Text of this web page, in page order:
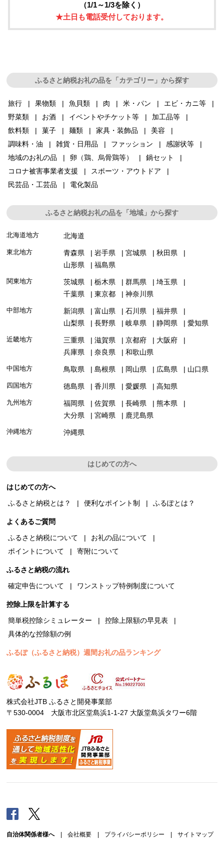
（1/1～1/3を除く）
★土日も電話受付しております。
ふるさと納税お礼の品を「カテゴリー」から探す
旅行 果物類 魚貝類 肉 米・パン
エビ・カニ等
野菜類
お酒 イベントやチケット等
加工品等
飲料類
菓子 麺類 家具・装飾品
美容
調味料・油
雑貨・日用品 ファッション
感謝状等
地域のお礼の品
卵（鶏、烏骨鶏等）
鍋セット
コロナ被害事業者支援
スポーツ・アウトドア
民芸品・工芸品
電化製品
ふるさと納税お礼の品を「地域」から探す
北海道地方 北海道
東北地方 青森県 岩手県 宮城県
秋田県
山形県
福島県
関東地方 茨城県 栃木県 群馬県
埼玉県
千葉県
東京都 神奈川県
中部地方 新潟県 富山県 石川県
福井県
山梨県
長野県 岐阜県 静岡県 愛知県
近畿地方 三重県 滋賀県 京都府
大阪府
兵庫県
奈良県 和歌山県
中国地方 鳥取県 島根県 岡山県 広島県 山口県
四国地方 徳島県 香川県 愛媛県 高知県
九州地方 福岡県 佐賀県 長崎県
熊本県
大分県
宮崎県 鹿児島県
沖縄地方 沖縄県
はじめての方へ
はじめての方へ
ふるさと納税とは？
便利なポイント制 ふるぽとは？
よくあるご質問
ふるさと納税について
お礼の品について
ポイントについて
寄附について
ふるさと納税の流れ
確定申告について
ワンストップ特例制度について
控除上限を計算する
簡単税控除シミュレーター
控除上限額の早見表
具体的な控除額の例
ふるぽ（ふるさと納税）週間お礼の品ランキング
株式会社JTB ふるさと開発事業部
〒530-0004 大阪市北区堂島浜1-1-27 大阪堂島浜タワー6階
Facebook
自治体関係者様へ| 会社概要 プライバシーポリシー サイトマップ